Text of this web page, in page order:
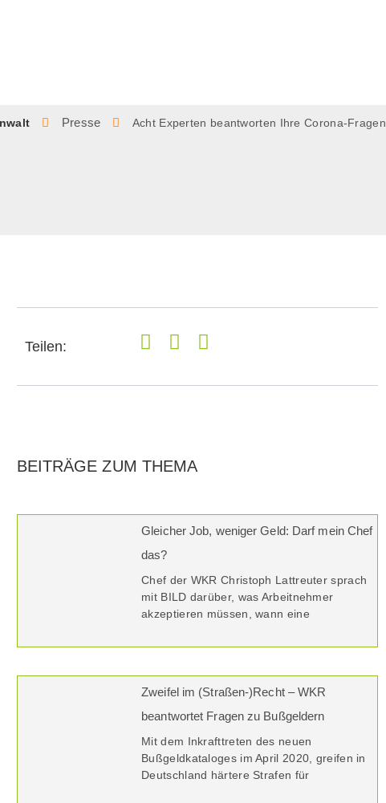
Presse Acht Experten beantworten Ihre Corona-Fragen
Teilen:
BEITRÄGE ZUM THEMA
Gleicher Job, weniger Geld: Darf mein Chef
das?
Chef der WKR Christoph Lattreuter sprach
mit BILD darüber, was Arbeitnehmer
akzeptieren müssen, wann eine
Zweifel im (Straßen-)Recht – WKR
beantwortet Fragen zu Bußgeldern
Mit dem Inkrafttreten des neuen
Bußgeldkataloges im April 2020, greifen in
Deutschland härtere Strafen für